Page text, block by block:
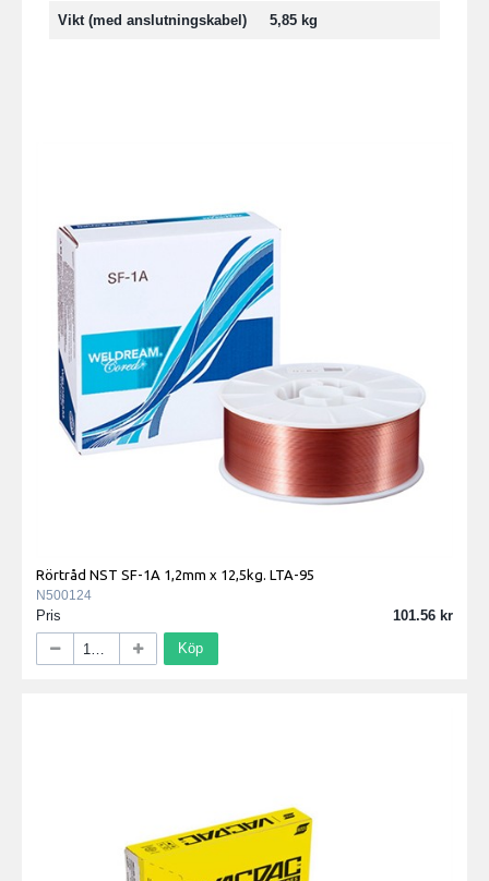
Vikt (med anslutningskabel) 5,85 kg
Rörtråd NST SF-1A 1,2mm x 12,5kg. LTA-95
N500124
Pris 101.56
Köp